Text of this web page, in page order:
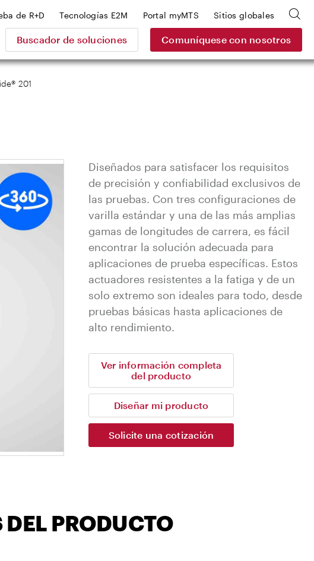
Buscador de soluciones Comuníquese con nosotros
de R+D Tecnologías E2M Portal myMTS Sitios globales
201
Diseñados para satisfacer los requisitos
de precisión y confiabilidad exclusivos de
las pruebas. Con tres configuraciones de
varilla estándar y una de las más amplias
gamas de longitudes de carrera, es fácil
encontrar la solución adecuada para
aplicaciones de prueba específicas. Estos
actuadores resistentes a la fatiga y de un
solo extremo son ideales para todo, desde
pruebas básicas hasta aplicaciones de
alto rendimiento.
Ver información completa
del producto
Diseñar mi producto
Solicite una cotización
PRODUCTO